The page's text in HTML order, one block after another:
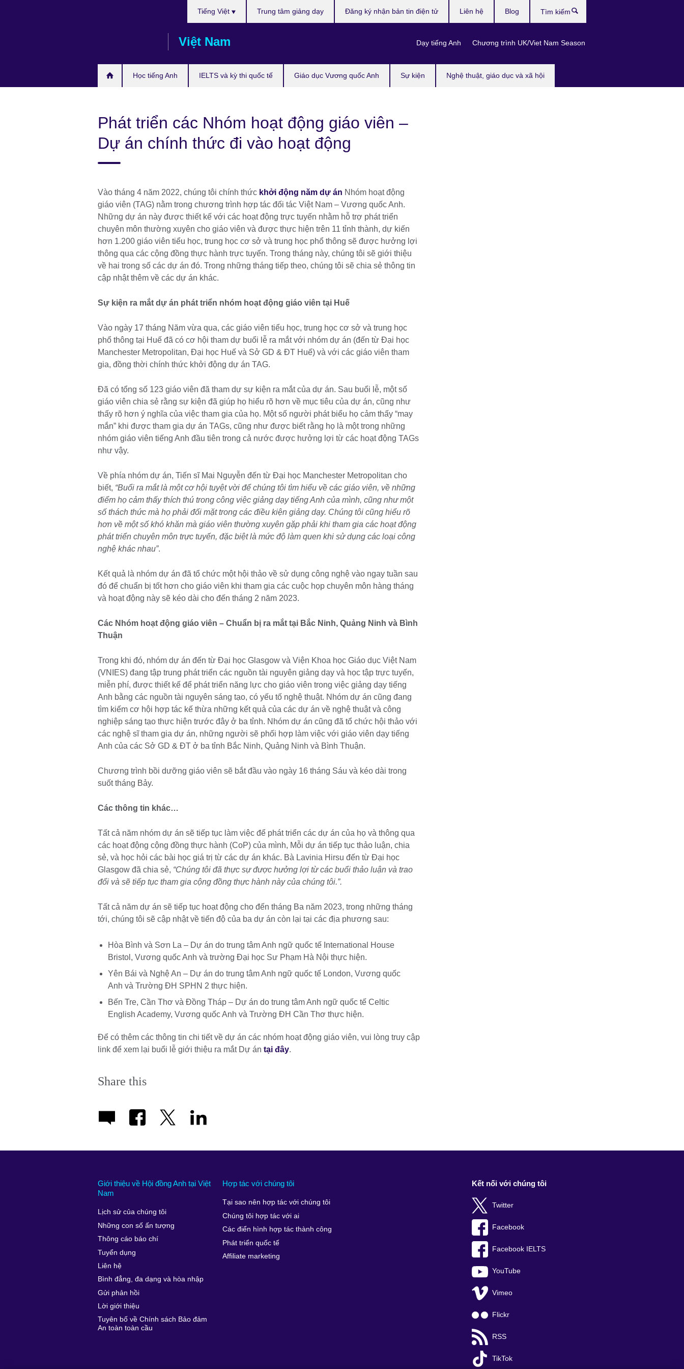
Việt Nam
Học tiếng Anh IELTS và kỳ thi quốc tế Giáo dục Vương quốc Anh Sự kiện Nghệ thuật, giáo dục và xã hội
Tiếng Việt
Dạy tiếng Anh Chương trình UK/Viet Nam Season
Trung tâm giảng dạy Đăng ký nhận bản tin điện tử Liên hệ Blog
kiếm
Phát triển các Nhóm hoạt động giáo viên –
Dự án chính thức đi vào hoạt động
Vào tháng 4 năm 2022, chúng tôi chính thức khởi động năm dự án Nhóm hoạt động
giáo viên (TAG) nằm trong chương trình hợp tác đối tác Việt Nam – Vương quốc Anh.
Những dự án này được thiết kế với các hoạt động trực tuyến nhằm hỗ trợ phát triển
chuyên môn thường xuyên cho giáo viên và được thực hiện trên 11 tỉnh thành, dự kiến
hơn 1.200 giáo viên tiểu học, trung học cơ sở và trung học phổ thông sẽ được hưởng lợi
thông qua các cộng đồng thực hành trực tuyến. Trong tháng này, chúng tôi sẽ giới thiệu
về hai trong số các dự án đó. Trong những tháng tiếp theo, chúng tôi sẽ chia sẻ thông tin
cập nhật thêm về các dự án khác.
Sự kiện ra mắt dự án phát triển nhóm hoạt động giáo viên tại Huế
Vào ngày 17 tháng Năm vừa qua, các giáo viên tiểu học, trung học cơ sở và trung học
phổ thông tại Huế đã có cơ hội tham dự buổi lễ ra mắt với nhóm dự án (đến từ Đại học
Manchester Metropolitan, Đại học Huế và Sở GD & ĐT Huế) và với các giáo viên tham
gia, đồng thời chính thức khởi động dự án TAG.
Đã có tổng số 123 giáo viên đã tham dự sự kiện ra mắt của dự án. Sau buổi lễ, một số
giáo viên chia sẻ rằng sự kiện đã giúp họ hiểu rõ hơn về mục tiêu của dự án, cũng như
thấy rõ hơn ý nghĩa của việc tham gia của họ. Một số người phát biểu họ cảm thấy “may
mắn” khi được tham gia dự án TAGs, cũng như được biết rằng họ là một trong những
nhóm giáo viên tiếng Anh đầu tiên trong cả nước được hưởng lợi từ các hoạt động TAGs
như vậy.
Về phía nhóm dự án, Tiến sĩ Mai Nguyễn đến từ Đại học Manchester Metropolitan cho
biết, “Buổi ra mắt là một cơ hội tuyệt vời để chúng tôi tìm hiểu về các giáo viên, về những
điểm họ cảm thấy thích thú trong công việc giảng dạy tiếng Anh của mình, cũng như một
số thách thức mà họ phải đối mặt trong các điều kiện giảng dạy. Chúng tôi cũng hiểu rõ
hơn về một số khó khăn mà giáo viên thường xuyên gặp phải khi tham gia các hoạt động
phát triển chuyên môn trực tuyến, đặc biệt là mức độ làm quen khi sử dụng các loại công
nghệ khác nhau”.
Kết quả là nhóm dự án đã tổ chức một hội thảo về sử dụng công nghệ vào ngay tuần sau
đó để chuẩn bị tốt hơn cho giáo viên khi tham gia các cuộc họp chuyên môn hàng tháng
và hoạt động này sẽ kéo dài cho đến tháng 2 năm 2023.
Các Nhóm hoạt động giáo viên – Chuẩn bị ra mắt tại Bắc Ninh, Quảng Ninh và Bình
Thuận
Trong khi đó, nhóm dự án đến từ Đại học Glasgow và Viện Khoa học Giáo dục Việt Nam
(VNIES) đang tập trung phát triển các nguồn tài nguyên giảng dạy và học tập trực tuyến,
miễn phí, được thiết kế để phát triển năng lực cho giáo viên trong việc giảng dạy tiếng
Anh bằng các nguồn tài nguyên sáng tạo, có yếu tố nghệ thuật. Nhóm dự án cũng đang
tìm kiếm cơ hội hợp tác kế thừa những kết quả của các dự án về nghệ thuật và công
nghiệp sáng tạo thực hiện trước đây ở ba tỉnh. Nhóm dự án cũng đã tổ chức hội thảo với
các nghệ sĩ tham gia dự án, những người sẽ phối hợp làm việc với giáo viên dạy tiếng
Anh của các Sở GD & ĐT ở ba tỉnh Bắc Ninh, Quảng Ninh và Bình Thuận.
Chương trình bồi dưỡng giáo viên sẽ bắt đầu vào ngày 16 tháng Sáu và kéo dài trong
suốt tháng Bảy.
Các thông tin khác…
Tất cả năm nhóm dự án sẽ tiếp tục làm việc để phát triển các dự án của họ và thông qua
các hoạt động cộng đồng thực hành (CoP) của mình, Mỗi dự án tiếp tục thảo luận, chia
sẻ, và học hỏi các bài học giá trị từ các dự án khác. Bà Lavinia Hirsu đến từ Đại học
Glasgow đã chia sẻ, “Chúng tôi đã thực sự được hưởng lợi từ các buổi thảo luận và trao
đổi và sẽ tiếp tục tham gia cộng đồng thực hành này của chúng tôi.”.
Tất cả năm dự án sẽ tiếp tục hoạt động cho đến tháng Ba năm 2023, trong những tháng
tới, chúng tôi sẽ cập nhật về tiến độ của ba dự án còn lại tại các địa phương sau:
Hòa Bình và Sơn La – Dự án do trung tâm Anh ngữ quốc tế International House
Bristol, Vương quốc Anh và trường Đại học Sư Phạm Hà Nội thực hiện.
Yên Bái và Nghệ An – Dự án do trung tâm Anh ngữ quốc tế London, Vương quốc
Anh và Trường ĐH SPHN 2 thực hiện.
Bến Tre, Cần Thơ và Đồng Tháp – Dự án do trung tâm Anh ngữ quốc tế Celtic
English Academy, Vương quốc Anh và Trường ĐH Cần Thơ thực hiện.
Để có thêm các thông tin chi tiết về dự án các nhóm hoạt động giáo viên, vui lòng truy cập
link để xem lại buổi lễ giới thiệu ra mắt Dự án tại đây.
Share this
Giới thiệu về Hội đồng Anh tại Việt
Nam
Lịch sử của chúng tôi
Những con số ấn tượng
Thông cáo báo chí
Tuyển dụng
Liên hệ
Bình đẳng, đa dạng và hòa nhập
Gửi phản hồi
Lời giới thiệu
Tuyên bố về Chính sách Bảo đảm
An toàn toàn cầu
Hợp tác với chúng tôi
Tại sao nên hợp tác với chúng tôi
Chúng tôi hợp tác với ai
Các điển hình hợp tác thành công
Phát triển quốc tế
Affiliate marketing
Kết nối với chúng tôi
Twitter
Facebook
Facebook IELTS
YouTube
Vimeo
Flickr
RSS
TikTok